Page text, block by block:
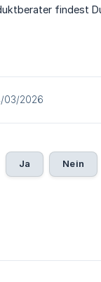
findest
03/2026
Ja Nein